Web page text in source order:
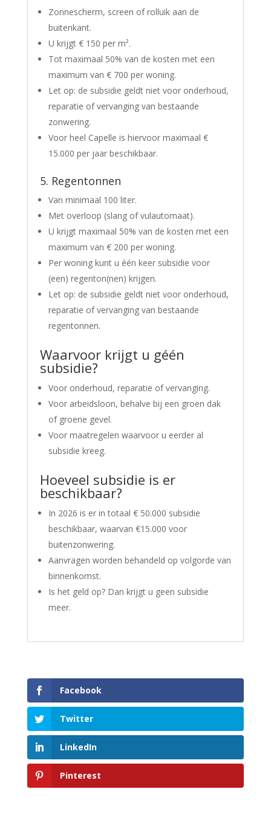
Zonnescherm, screen of rolluik aan de
buitenkant.
U krijgt € 150 per m².
Tot maximaal 50% van de kosten met een
maximum van € 700 per woning.
Let op: de subsidie geldt niet voor onderhoud,
reparatie of vervanging van bestaande
zonwering.
Voor heel Capelle is hiervoor maximaal €
15.000 per jaar beschikbaar.
5. Regentonnen
Van minimaal 100 liter.
Met overloop (slang of vulautomaat).
U krijgt maximaal 50% van de kosten met een
maximum van € 200 per woning.
Per woning kunt u één keer subsidie voor
(een) regenton(nen) krijgen.
Let op: de subsidie geldt niet voor onderhoud,
reparatie of vervanging van bestaande
regentonnen.
Waarvoor krijgt u géén
subsidie?
Voor onderhoud, reparatie of vervanging.
Voor arbeidsloon, behalve bij een groen dak
of groene gevel.
Voor maatregelen waarvoor u eerder al
subsidie kreeg.
Hoeveel subsidie is er
beschikbaar?
In 2026 is er in totaal € 50.000 subsidie
beschikbaar, waarvan €15.000 voor
buitenzonwering.
Aanvragen worden behandeld op volgorde van
binnenkomst.
Is het geld op? Dan krijgt u geen subsidie
meer.
Facebook
Twitter
LinkedIn
Pinterest